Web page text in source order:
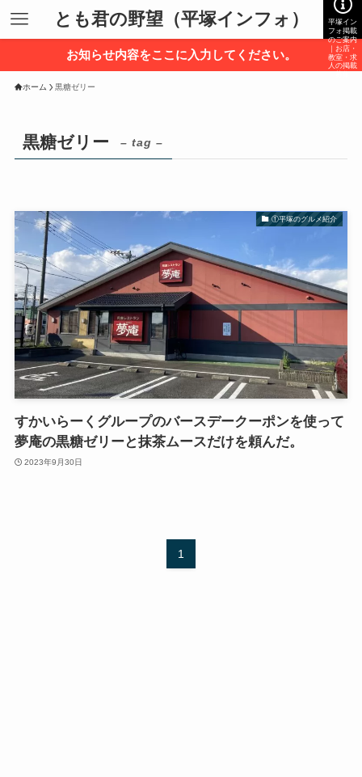
とも君の野望（平塚インフォ） 平塚イン
フォ掲載
のご案内
｜お店・
教室・求
人の掲載
お知らせ内容をここに入力してください。
ホーム 黒糖ゼリー
黒糖ゼリー – tag –
①平塚のグルメ紹介
すかいらーくグループのバースデークーポンを使って
夢庵の黒糖ゼリーと抹茶ムースだけを頼んだ。
2023年9月30日
1